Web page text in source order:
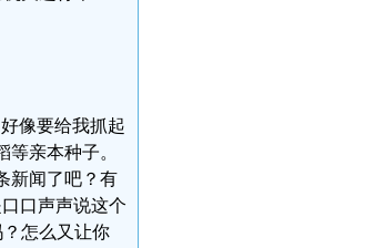
像要给我抓起
亲本种子。
新闻了吧？有
口声声说这个
怎么又让你